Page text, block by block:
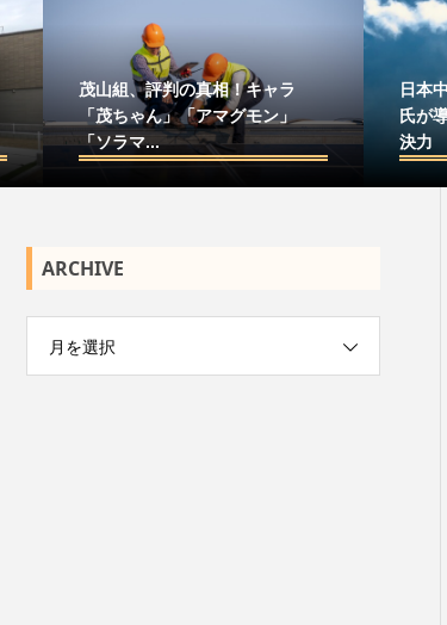
茂山組、評判の真相！キャラ
「茂ちゃん」「アマグモン」
「ソラマ...
日本
氏が
決力
ARCHIVE
月を選択